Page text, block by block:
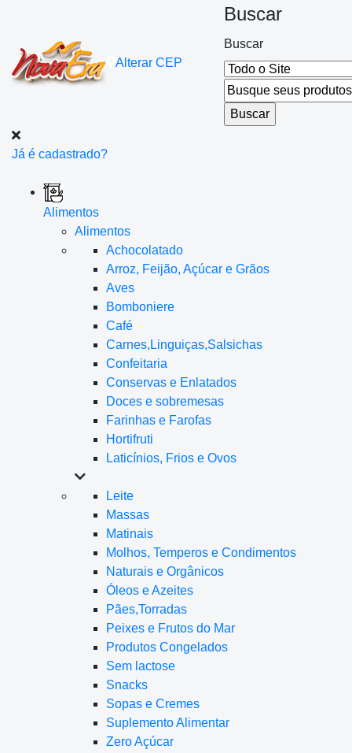
Alterar CEP
Buscar
Buscar
Já é cadastrado?
Alimentos
Alimentos
Achocolatado
Arroz, Feijão, Açúcar e Grãos
Aves
Bomboniere
Café
Carnes,Linguiças,Salsichas
Confeitaria
Conservas e Enlatados
Doces e sobremesas
Farinhas e Farofas
Hortifruti
Laticínios, Frios e Ovos
Leite
Massas
Matinais
Molhos, Temperos e Condimentos
Naturais e Orgânicos
Óleos e Azeites
Pães,Torradas
Peixes e Frutos do Mar
Produtos Congelados
Sem lactose
Snacks
Sopas e Cremes
Suplemento Alimentar
Zero Açúcar